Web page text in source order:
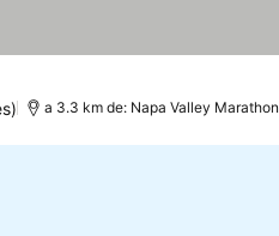
a 3.3 km de: Napa Valley Marathon